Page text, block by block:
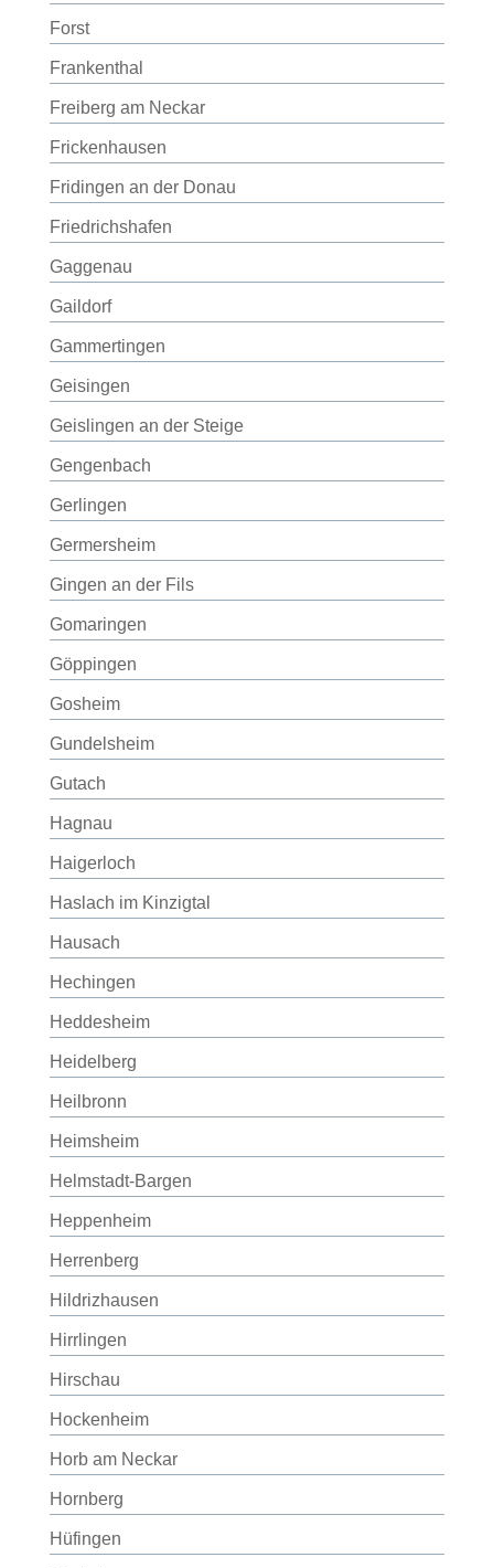
Forst
Frankenthal
Freiberg am Neckar
Frickenhausen
Fridingen an der Donau
Friedrichshafen
Gaggenau
Gaildorf
Gammertingen
Geisingen
Geislingen an der Steige
Gengenbach
Gerlingen
Germersheim
Gingen an der Fils
Gomaringen
Göppingen
Gosheim
Gundelsheim
Gutach
Hagnau
Haigerloch
Haslach im Kinzigtal
Hausach
Hechingen
Heddesheim
Heidelberg
Heilbronn
Heimsheim
Helmstadt-Bargen
Heppenheim
Herrenberg
Hildrizhausen
Hirrlingen
Hirschau
Hockenheim
Horb am Neckar
Hornberg
Hüfingen